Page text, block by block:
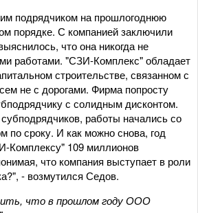
подрядчиком на прошлогоднюю
порядке. С компанией заключили
что она никогда не
работами. "СЗИ-Комплекс" обладает
строительстве, связанном с
не с дорогами. Фирма попросту
с солидным дисконтом.
работы начались со
по сроку. И как можно снова, год
Комплексу" 109 миллионов
что компания выступает в роли
- возмутился Седов.
что в прошлом году ООО